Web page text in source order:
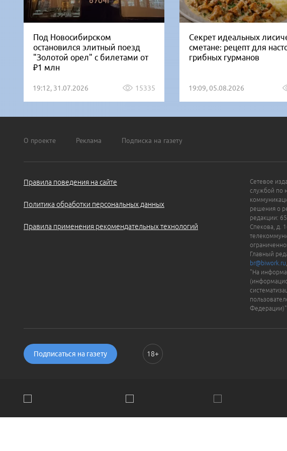
Под Новосибирском
остановился элитный поезд
"Золотой орел" с билетами от
₽1 млн
19:12, 31.07.2026 15335
Секрет идеальных
сметане: рецепт для
грибных гурманов
19:09, 05.08.2026
О проекте Реклама Подписка на газету
Правила поведения на сайте
Политика обработки персональных данных
Правила применения рекомендательных технологий
Сетевое
службой по
решения о
редакции:
Спекова, д.
Главный
br@biwork.ru
"На
Федерации)".
Подписаться на газету 18+